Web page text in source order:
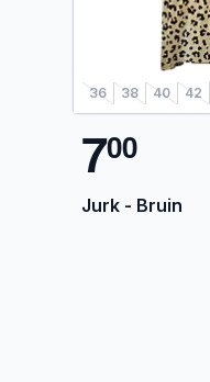
36 38 40 42
700
Jurk - Bruin